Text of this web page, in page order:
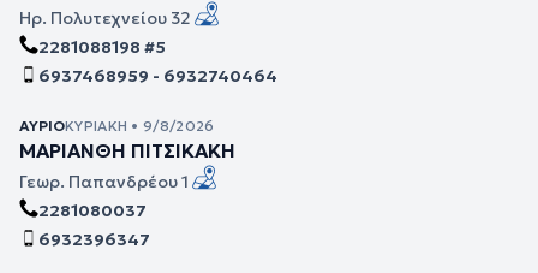
Ηρ. Πολυτεχνείου 32
2281088198 #5
6937468959 - 6932740464
ΑΎΡΙΟΚΥΡΙΑΚΉ • 9/8/2026
ΜΑΡΙΑΝΘΗ ΠΙΤΣΙΚΑΚΗ
Γεωρ. Παπανδρέου 1
2281080037
6932396347